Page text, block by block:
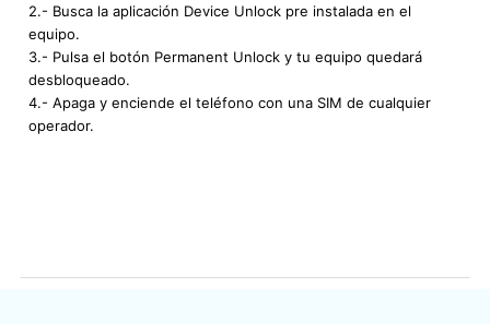
2.- Busca la aplicación Device Unlock pre instalada en el
equipo.
3.- Pulsa el botón Permanent Unlock y tu equipo quedará
desbloqueado.
4.- Apaga y enciende el teléfono con una SIM de cualquier
operador.